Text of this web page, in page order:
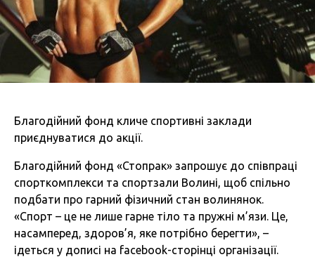
Благодійний фонд кличе спортивні заклади
приєднуватися до акції.
Благодійний фонд «Стопрак» запрошує до співпраці
спорткомплекси та спортзали Волині, щоб спільно
подбати про гарний фізичний стан волинянок.
«Спорт – це не лише гарне тіло та пружні м’язи. Це,
насамперед, здоров’я, яке потрібно берегти», –
ідеться у дописі на facebook-сторінці організації.